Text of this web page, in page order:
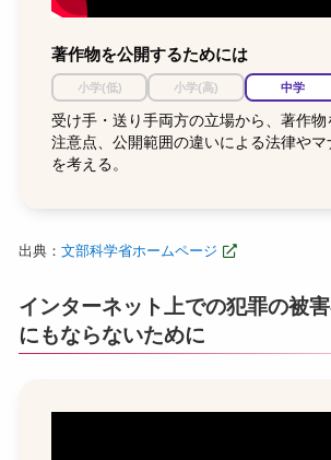
著作物を公開するためには
小学(低) 小学(高) 中学
受け手・送り手両方の立場から、著作
注意点、公開範囲の違いによる法律や
を考える。
出典： 文部科学省ホームページ
インターネット上での犯罪の被
にもならないために